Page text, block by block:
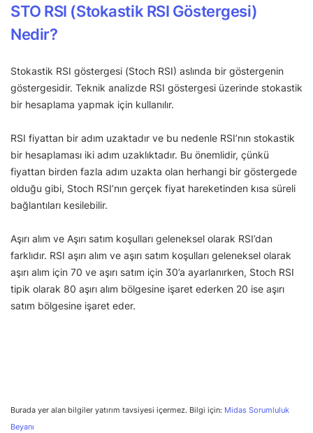
STO RSI (Stokastik RSI Göstergesi)
Nedir?
Stokastik RSI göstergesi (Stoch RSI) aslında bir göstergenin
göstergesidir. Teknik analizde RSI göstergesi üzerinde stokastik
bir hesaplama yapmak için kullanılır.
RSI fiyattan bir adım uzaktadır ve bu nedenle RSI’nın stokastik
bir hesaplaması iki adım uzaklıktadır. Bu önemlidir, çünkü
fiyattan birden fazla adım uzakta olan herhangi bir göstergede
olduğu gibi, Stoch RSI’nın gerçek fiyat hareketinden kısa süreli
bağlantıları kesilebilir.
Aşırı alım ve Aşırı satım koşulları geleneksel olarak RSI’dan
farklıdır. RSI aşırı alım ve aşırı satım koşulları geleneksel olarak
aşırı alım için 70 ve aşırı satım için 30’a ayarlanırken, Stoch RSI
tipik olarak 80 aşırı alım bölgesine işaret ederken 20 ise aşırı
satım bölgesine işaret eder.
Burada yer alan bilgiler yatırım tavsiyesi içermez. Bilgi için: Midas Sorumluluk
Beyanı